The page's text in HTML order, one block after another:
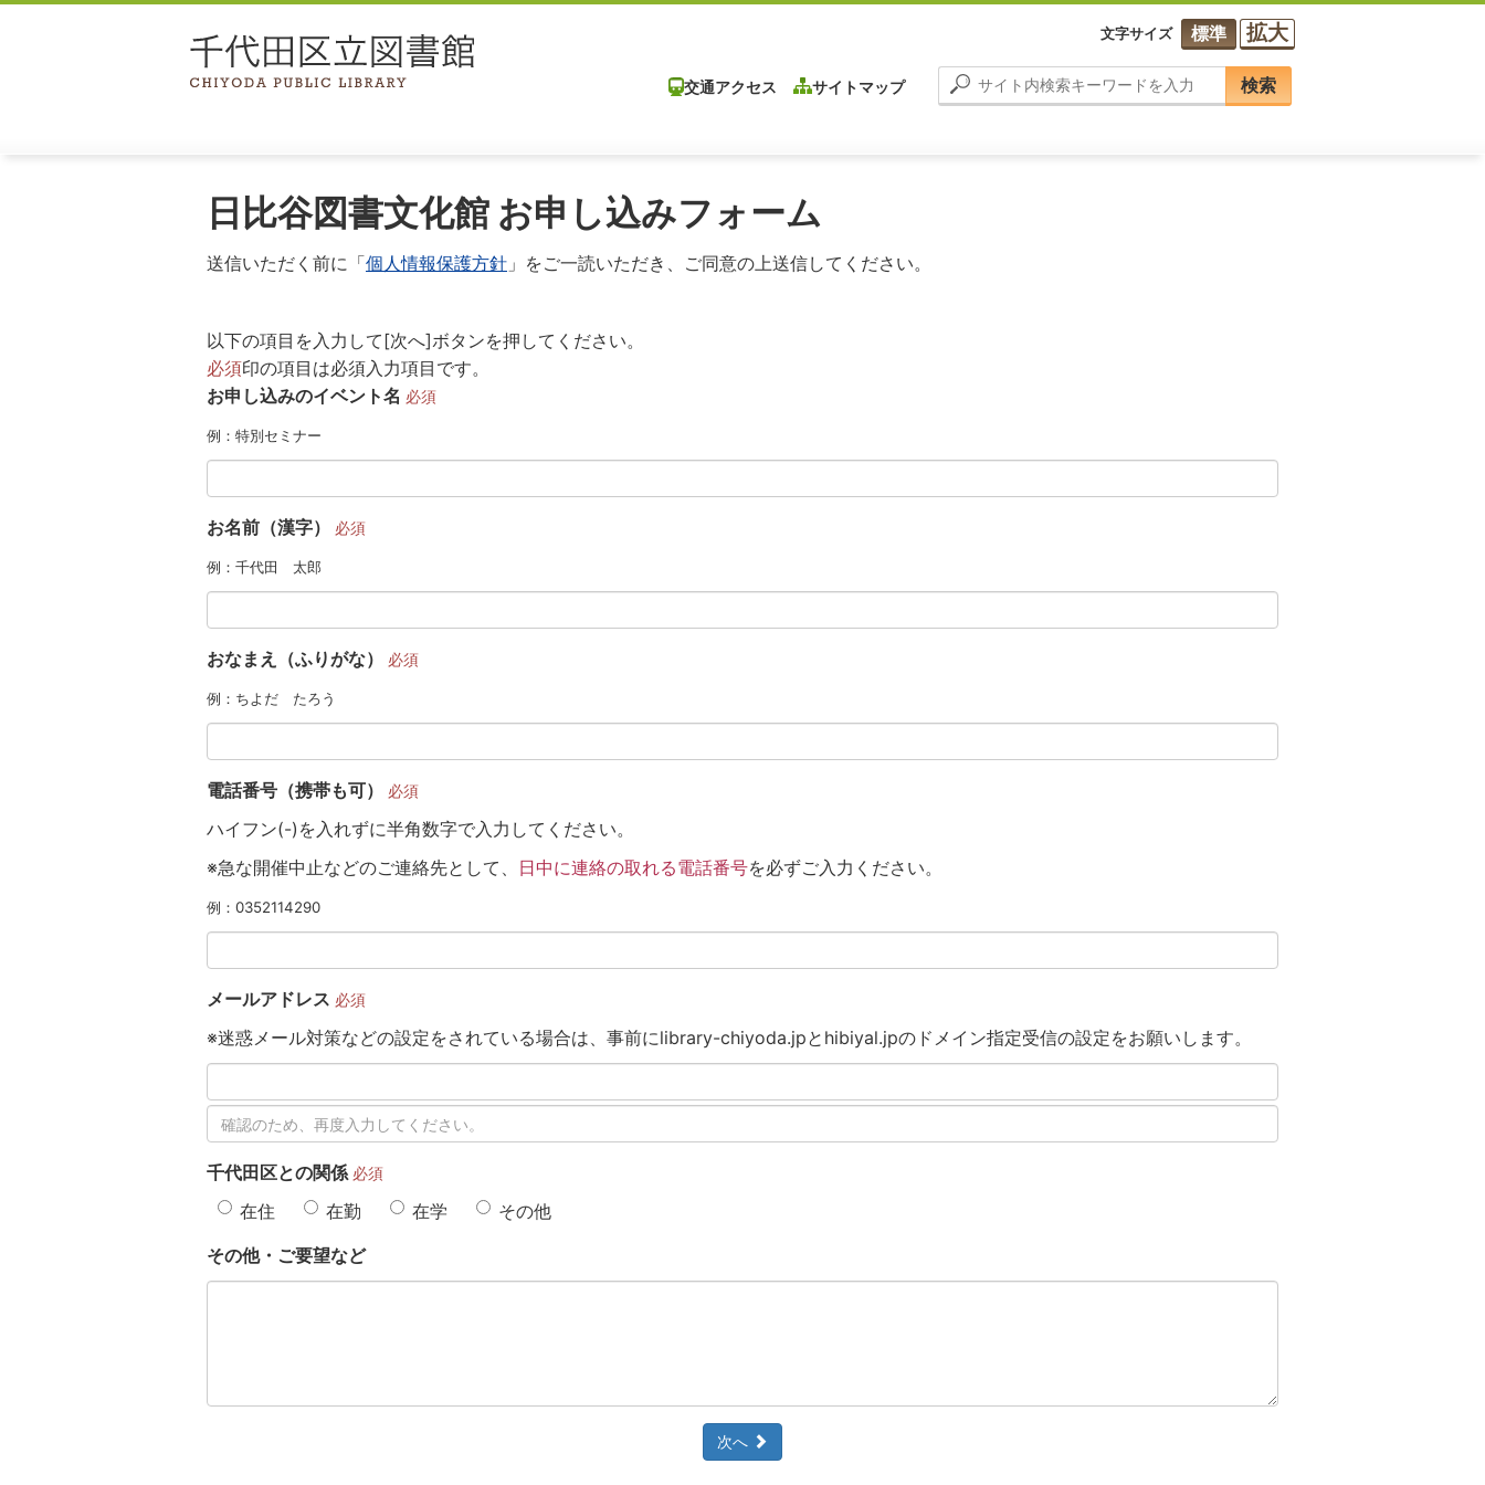
文字サイズ 標準 拡大
交通アクセス サイトマップ 検索
日比谷図書文化館 お申し込みフォーム
送信いただく前に「個人情報保護方針 」をご一読いただき、ご同意の上送信してください。
以下の項目を入力して[次へ]ボタンを押してください。
必須印の項目は必須入力項目です。
お申し込みのイベント名 必須
例：特別セミナー
お名前（漢字） 必須
例：千代田 太郎
おなまえ（ふりがな） 必須
例：ちよだ たろう
電話番号（携帯も可） 必須
ハイフン(-)を入れずに半角数字で入力してください。
※急な開催中止などのご連絡先として、 日中に連絡の取れる電話番号を必ずご入力ください。
例：0352114290
メールアドレス 必須
※迷惑メール対策などの設定をされている場合は、事前にlibrary-chiyoda.jpとhibiyal.jpのドメイン指定受信の設定をお願いします。
千代田区との関係 必須
在住 在勤 在学
その他
その他・ご要望など
次へ